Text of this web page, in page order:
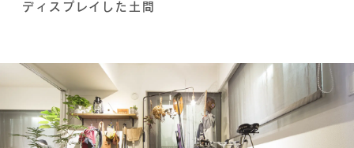
ディスプレイした土間